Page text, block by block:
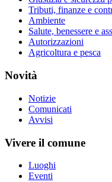
Tributi, finanze e
Ambiente
Salute, benessere e
Autorizzazioni
Agricoltura e pesca
Novità
Notizie
Comunicati
Avvisi
Vivere il comune
Luoghi
Eventi